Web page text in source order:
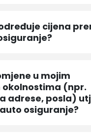
cijena
u mojim
okolnostima (npr.
adrese, posla)
osiguranje?